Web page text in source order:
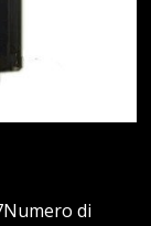
di